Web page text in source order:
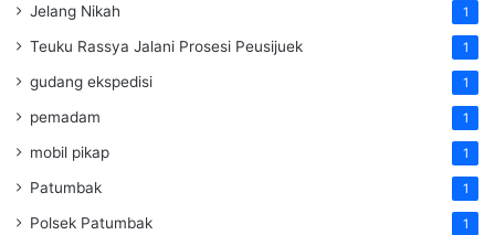
Jelang Nikah 1
Teuku Rassya Jalani Prosesi Peusijuek 1
gudang ekspedisi 1
pemadam 1
mobil pikap 1
Patumbak 1
Polsek Patumbak 1